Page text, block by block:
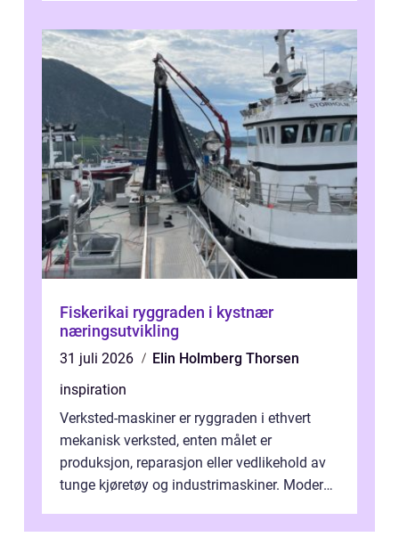
Fiskerikai ryggraden i kystnær
næringsutvikling
31 juli 2026
Elin Holmberg Thorsen
inspiration
Verksted-maskiner er ryggraden i ethvert
mekanisk verksted, enten målet er
produksjon, reparasjon eller vedlikehold av
tunge kjøretøy og industrimaskiner. Moderne